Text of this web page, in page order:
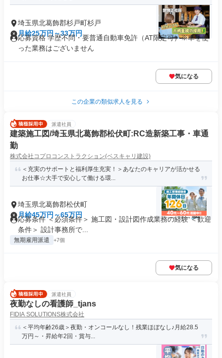
埼玉県北葛飾郡杉戸町杉戸
月給25万円～33万円
応募資格 学歴不問・要普通自動車免許（AT限定可）※車を使
った業務はございません
気になる
この企業の類似求人を見る
派遣社員
建築施工図/埼玉県北葛飾郡松伏町:RC造新築工事・車通
勤
株式会社コプロコンストラクション(ベスキャリ建設)
＜充実のサポートと福利厚生充実！＞あなたのキャリアが活かせる
お仕事☆大手で安心して働ける環...
埼玉県北葛飾郡松伏町
月給45万円～65万円
応募条件 ＜必須条件＞ 施工図・設計図作成業務の経験 ＜歓迎
条件＞ 設計事務所で...
無期雇用派遣 +7個
気になる
派遣社員
夜勤なしの看護師_tjans
FIDIA SOLUTIONS株式会社
＜平均年齢26歳＞夜勤・オンコールなし！残業ほぼなし♪月給28.5
万円～・昇給年2回・賞与...